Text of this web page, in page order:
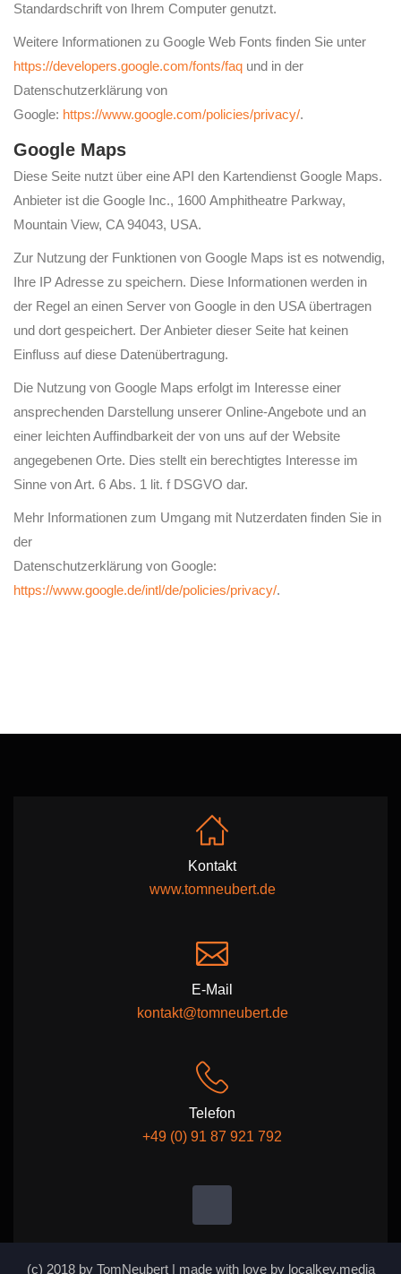
Standardschrift von Ihrem Computer genutzt.
Weitere Informationen zu Google Web Fonts finden Sie unter
https://developers.google.com/fonts/faq und in der
Datenschutzerklärung von
Google: https://www.google.com/policies/privacy/.
Google Maps
Diese Seite nutzt über eine API den Kartendienst Google Maps.
Anbieter ist die Google Inc., 1600 Amphitheatre Parkway,
Mountain View, CA 94043, USA.
Zur Nutzung der Funktionen von Google Maps ist es notwendig,
Ihre IP Adresse zu speichern. Diese Informationen werden in
der Regel an einen Server von Google in den USA übertragen
und dort gespeichert. Der Anbieter dieser Seite hat keinen
Einfluss auf diese Datenübertragung.
Die Nutzung von Google Maps erfolgt im Interesse einer
ansprechenden Darstellung unserer Online-Angebote und an
einer leichten Auffindbarkeit der von uns auf der Website
angegebenen Orte. Dies stellt ein berechtigtes Interesse im
Sinne von Art. 6 Abs. 1 lit. f DSGVO dar.
Mehr Informationen zum Umgang mit Nutzerdaten finden Sie in
der
Datenschutzerklärung von Google:
https://www.google.de/intl/de/policies/privacy/.
Kontakt
www.tomneubert.de
E-Mail
kontakt@tomneubert.de
Telefon
+49 (0) 91 87 921 792
(c) 2018 by TomNeubert | made with love by localkey.media